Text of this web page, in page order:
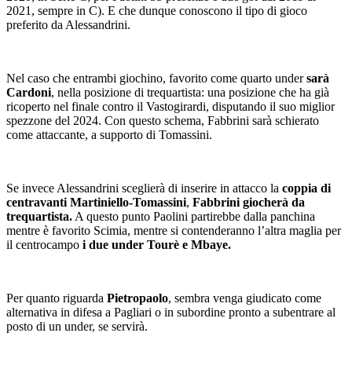
2021, sempre in C). E che dunque conoscono il tipo di gioco
preferito da Alessandrini.
Nel caso che entrambi giochino, favorito come quarto undersarà
Cardoni, nella posizione di trequartista: una posizione che ha già
ricoperto nel finale contro il Vastogirardi, disputando il suo miglior
spezzone del 2024. Con questo schema, Fabbrini sarà schierato
come attaccante, a supporto di Tomassini.
Se invece Alessandrini sceglierà di inserire in attacco la coppia di
centravanti Martiniello-Tomassini, Fabbrini giocherà da
trequartista. A questo punto Paolini partirebbe dalla panchina
mentre è favorito Scimia, mentre si contenderanno l’altra maglia per
il centrocampo i due under Tourè e Mbaye.
Per quanto riguarda Pietropaolo, sembra venga giudicato come
alternativa in difesa a Pagliari o in subordine pronto a subentrare al
posto di un under, se servirà.